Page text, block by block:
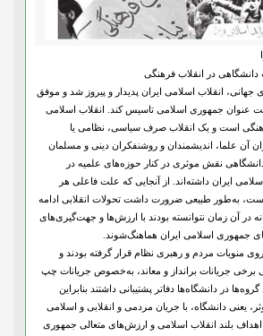
دانشگاهی در انقلاب فرهنگی
ناباوری جهانی، انقلاب اسلامی ایران پدیدار و پیروز شد و موفق
عنوان جمهوری اسلامی تاسیس کند. انقلاب اسلامی
است و یک انقلاب صرف سیاسی، نظامی یا
آن علما، اندیشمندان و روشنفکران دینی و مسلمان
دانشگاهی نقش موثری در کنار حوزه‌های علمیه در
ایران داشته‌اند. از آنجایی که علت فاعلی هر
به‌طور طبیعی ضرورت داشت تحولات انقلابی ادامه
در آن زمان نتوانسته بودند با ارزش‌ها و جهت‌گیری‌های
جمهوری اسلامی ایران هماهنگ‌شوند.
منویات مردم و رهبری نظام قرار گرفته بودند و
برخی جریانات برانداز و معاند، به‌خصوص جریانات چپ
در دانشگاه‌ها دفاتر پشتیبانی داشتند بنابر‌این
یعنی دانشگاه، با جریان مردمی و انقلابی و اسلامی
بلند انقلاب اسلامی و ارزش‌های متعالی جمهوری